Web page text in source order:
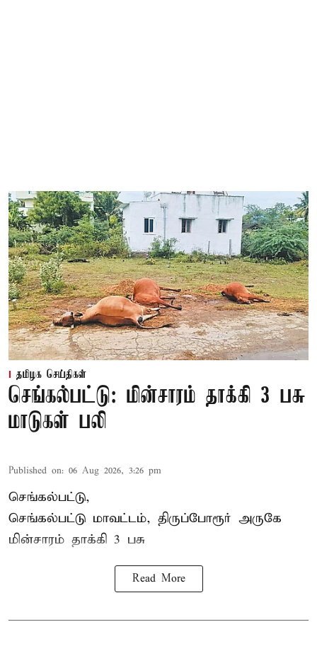
தமிழக செய்திகள்
செங்கல்பட்டு: மின்சாரம் தாக்கி 3 பசு
மாடுகள் பலி
Published on: 06 Aug 2026, 3:26 pm
செங்கல்பட்டு,
செங்கல்பட்டு மாவட்டம், திருப்போரூர் அருகே
மின்சாரம் தாக்கி 3 பசு
Read More